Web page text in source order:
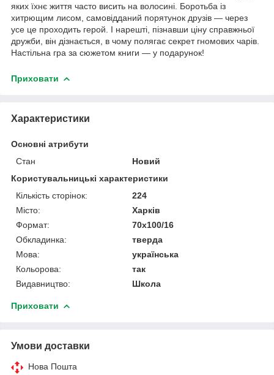
яких їхнє життя часто висить на волосині. Боротьба із
хитрющим лисом, самовідданий порятунок друзів — через
усе це проходить герой. І нарешті, пізнавши ціну справжньої
дружби, він дізнається, в чому полягає секрет гномових чарів.
Настільна гра за сюжетом книги — у подарунок!
Приховати
Характеристики
Основні атрибути
Стан
Новий
Користувальницькі характеристики
Кількість сторінок:
224
Місто:
Харків
Формат:
70х100/16
Обкладинка:
тверда
Мова:
українська
Кольорова:
так
Видавництво:
Школа
Приховати
Умови доставки
Нова Пошта